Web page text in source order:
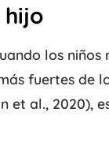
los niños
fuertes de
et al., 2020),